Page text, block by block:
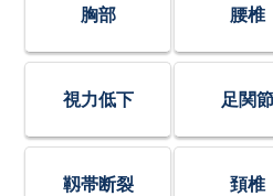
胸部 腰椎
視力低下 足関節
靱帯断裂 頚椎